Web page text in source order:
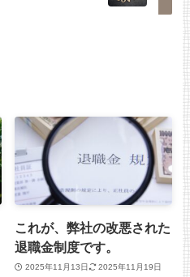
これが、弊社の改悪された
退職金制度です。
2025年11月13日 2025年11月19日